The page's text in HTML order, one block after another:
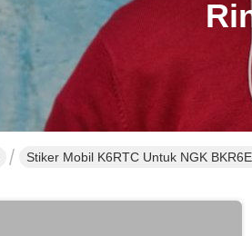
Stiker Mobil K6RTC Untuk NGK